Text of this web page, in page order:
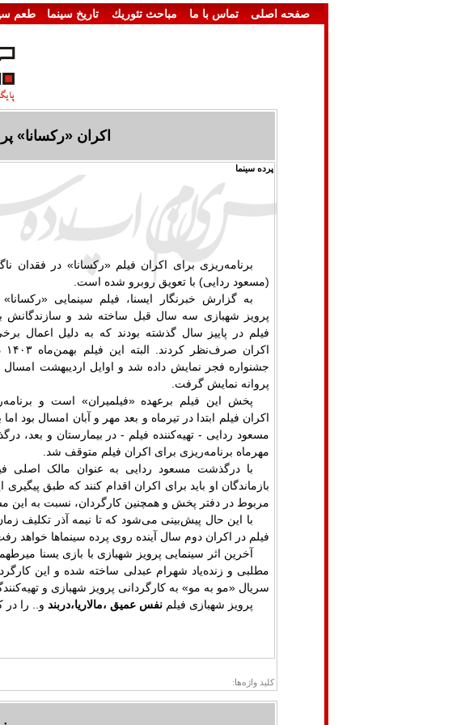
صفحه اصلی تماس با ما مباحث تئوريك تاريخ سينما طعم
اکران «رکسانا»
پرده سینما
برنامه‌ریزی برای اکران فیلم «رکسانا» در فقدان
(مسعود ردایی) با تعویق روبرو شده است.
به گزارش خبرنگار ایسنا، فیلم سینمایی «رکسانا»
پرویز شهبازی سه سال قبل ساخته شد و سازندگانش
فیلم در پاییز سال گذشته بودند که به دلیل اعمال
اکران صرف‌نظر کردند. البته این فیلم بهمن‌ماه ۱۴۰۳
جشنواره فجر نمایش داده شد و اوایل اردیبهشت امسال
پروانه نمایش گرفت.
پخش این فیلم برعهده «فیلمیران» است و
اکران فیلم ابتدا در تیرماه و بعد مهر و آبان امسال بود
مسعود ردایی - تهیه‌کننده فیلم - در بیمارستان و بعد،
مهرماه برنامه‌ریزی برای اکران فیلم متوقف شد.
با درگذشت مسعود ردایی به عنوان مالک اصلی
بازماندگان او باید برای اکران اقدام کنند که طبق
مربوط در دفتر پخش و همچنین کارگردان، نسبت به این
با این حال پیش‌بینی می‌شود که تا نیمه آذر تکلیف
فیلم در اکران دوم سال آینده روی پرده سینماها خواهد
آخرین اثر سینمایی پرویز شهبازی با بازی یسنا
مطلبی و زنده‌یاد شهرام عبدلی ساخته شده و این
سریال «مو به مو» به کارگردانی پرویز شهبازی و
پرویز شهبازی فیلم نفس عمیق ،مالاریا،دربند و.. را در
کلید واژه‌ها: